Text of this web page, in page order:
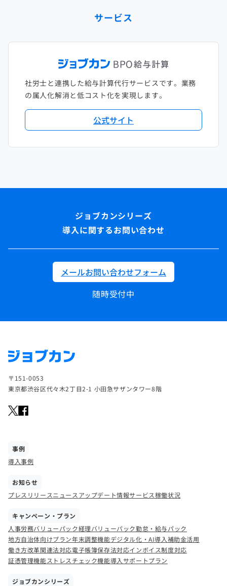
サービス
社労士と連携した給与計算代行サービスです。業務
の属人化解消と低コスト化を実現します。
公式サイト
導入に関するお問い合わせ
メールお問い合わせフォーム
随時受付中
〒151-0053
東京都渋谷区代々木2丁目2-1 小田急サザンタワー8階
事例
導入事例
お知らせ
プレスリリースニュース アップデート情報サービス稼働状況
キャンペーン・プラン
人事労務バリューパック経理バリューパック勤怠・給与パック
地方自治体向けプラン年末調整機能デジタル化・AI導入補助金活用
働き方改革関連法対応電子帳簿保存法対応インボイス制度対応
証憑管理機能ストレスチェック機能導入サポートプラン
ジョブカンシリーズ